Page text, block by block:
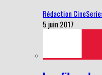
Rédaction
5 juin 2017